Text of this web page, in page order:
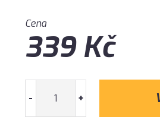
Cena
339Kč
- +